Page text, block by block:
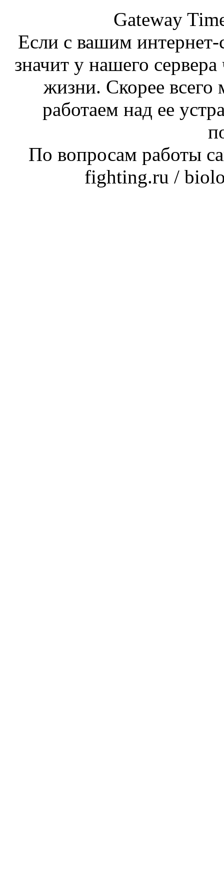
Gateway
Если с вашим интернет-
значит у нашего
жизни. Скорее
работаем над ее
По вопросам работы
fighting.ru /